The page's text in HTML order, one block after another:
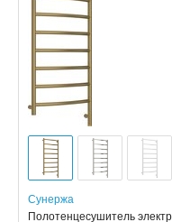
Сунержа
Полотенцесушитель